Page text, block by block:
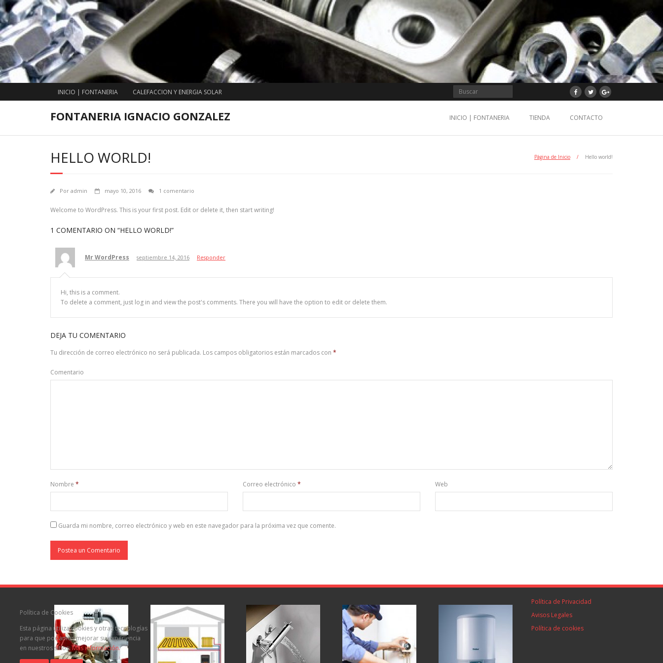
Saltar
al
contenido
INICIO | FONTANERIA CALEFACCION Y ENERGIA SOLAR
FONTANERIA IGNACIO GONZALEZ INICIO | FONTANERIA TIENDA CONTACTO
HELLO WORLD! Página de Inicio / Hello world!
Por admin mayo 10, 2016 1 comentario
Welcome to WordPress. This is your first post. Edit or delete it, then start writing!
1 COMENTARIO ON “HELLO WORLD!”
Mr WordPress septiembre 14, 2016 Responder
Hi, this is a comment.
To delete a comment, just log in and view the post's comments. There you will have the option to edit or delete them.
DEJA TU COMENTARIO
Tu dirección de correo electrónico no será publicada. Los campos obligatorios están marcados con *
Comentario
Nombre * Correo electrónico * Web
Guarda mi nombre, correo electrónico y web en este navegador para la próxima vez que comente.
Política de Privacidad
Avisos Legales
Política de cookies
Política de Cookies
Esta página utiliza cookies y otras tecnologías
para que podamos mejorar su experiencia
en nuestros sitios:Más información.